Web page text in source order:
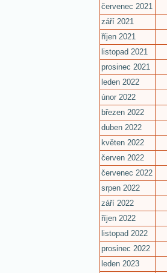
červenec 2021
září 2021
říjen 2021
listopad 2021
prosinec 2021
leden 2022
únor 2022
březen 2022
duben 2022
květen 2022
červen 2022
červenec 2022
srpen 2022
září 2022
říjen 2022
listopad 2022
prosinec 2022
leden 2023